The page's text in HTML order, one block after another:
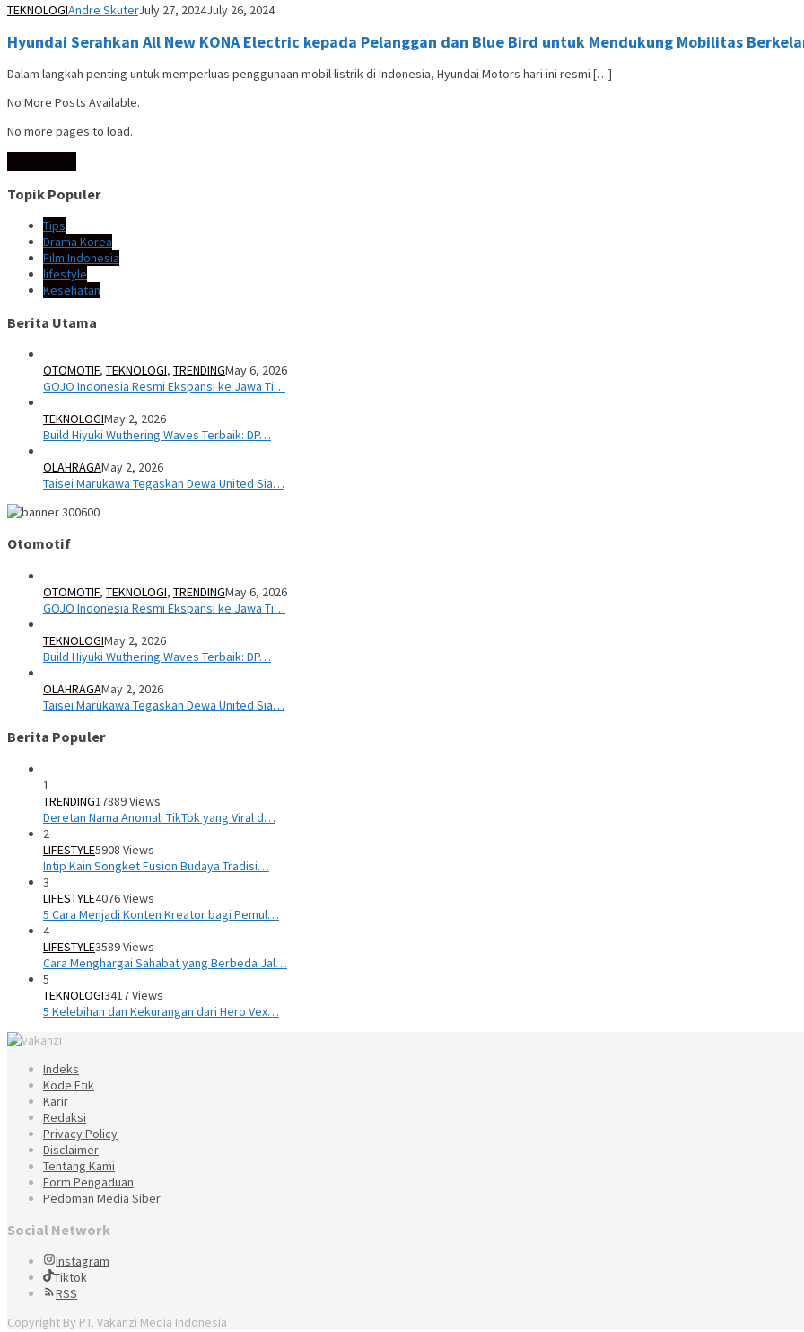
TEKNOLOGIAndre SkuterJuly 27, 2024July 26, 2024
Hyundai Serahkan All New KONA Electric kepada Pelanggan dan Blue Bird untuk Mendukung Mobilitas
Dalam langkah penting untuk memperluas penggunaan mobil listrik di Indonesia, Hyundai Motors hari ini resmi […]
No More Posts Available.
No more pages to load.
Topik Populer
Tips
Drama Korea
Film Indonesia
lifestyle
Kesehatan
Berita Utama
OTOMOTIF, TEKNOLOGI, TRENDINGMay 6, 2026
GOJO Indonesia Resmi Ekspansi ke Jawa Ti…
TEKNOLOGIMay 2, 2026
Build Hiyuki Wuthering Waves Terbaik: DP…
OLAHRAGAMay 2, 2026
Taisei Marukawa Tegaskan Dewa United Sia…
Otomotif
OTOMOTIF, TEKNOLOGI, TRENDINGMay 6, 2026
GOJO Indonesia Resmi Ekspansi ke Jawa Ti…
TEKNOLOGIMay 2, 2026
Build Hiyuki Wuthering Waves Terbaik: DP…
OLAHRAGAMay 2, 2026
Taisei Marukawa Tegaskan Dewa United Sia…
Berita Populer
1
TRENDING17889 Views
Deretan Nama Anomali TikTok yang Viral d…
2
LIFESTYLE5908 Views
Intip Kain Songket Fusion Budaya Tradisi…
3
LIFESTYLE4076 Views
5 Cara Menjadi Konten Kreator bagi Pemul…
4
LIFESTYLE3589 Views
Cara Menghargai Sahabat yang Berbeda Jal…
5
TEKNOLOGI3417 Views
5 Kelebihan dan Kekurangan dari Hero Vex…
Indeks
Kode Etik
Karir
Redaksi
Privacy Policy
Disclaimer
Tentang Kami
Form Pengaduan
Pedoman Media Siber
Social Network
Instagram
Tiktok
RSS
Copyright By PT. Vakanzi Media Indonesia